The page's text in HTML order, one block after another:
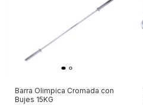
Barra Olimpica Cromada con
Bujes 15KG